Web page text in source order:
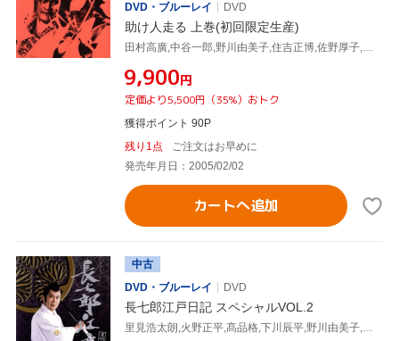
DVD・ブルーレイ
DVD
助け人走る 上巻(初回限定生産)
田村高廣,中谷一郎,野川由美子,住吉正博,佐野厚子,津坂匡章(秋野太作),小山明子,山村聰
¥9,900円
定価より5,500円（35%）おトク
獲得ポイント 90P
残り1点
ご注文はお早めに
発売年月日：2005/02/02
カートへ追加
中古
DVD・ブルーレイ
DVD
長七郎江戸日記 スペシャルVOL.2
里見浩太朗,火野正平,髙品格,下川辰平,野川由美子,淡島千景,村上元三,菊池俊輔